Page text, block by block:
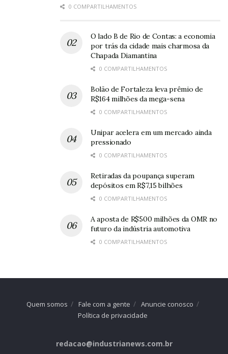
0 COMPARTILHAMENTOS
O lado B de Rio de Contas: a economia
por trás da cidade mais charmosa da
Chapada Diamantina
0 COMPARTILHAMENTOS
Bolão de Fortaleza leva prêmio de
R$164 milhões da mega-sena
0 COMPARTILHAMENTOS
Unipar acelera em um mercado ainda
pressionado
0 COMPARTILHAMENTOS
Retiradas da poupança superam
depósitos em R$7,15 bilhões
0 COMPARTILHAMENTOS
A aposta de R$500 milhões da OMR no
futuro da indústria automotiva
0 COMPARTILHAMENTOS
Quem somos Fale com a gente
Anuncie conosco
Política de privacidade
redacao@industrianews.com.br